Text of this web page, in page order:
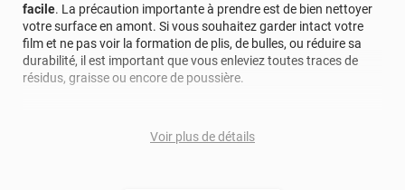
facile. La précaution importante à prendre est de bien nettoyer
votre surface en amont. Si vous souhaitez garder intact votre
film et ne pas voir la formation de plis, de bulles, ou réduire sa
durabilité, il est important que vous enleviez toutes traces de
résidus, graisse ou encore de poussière.
Voir plus de détails